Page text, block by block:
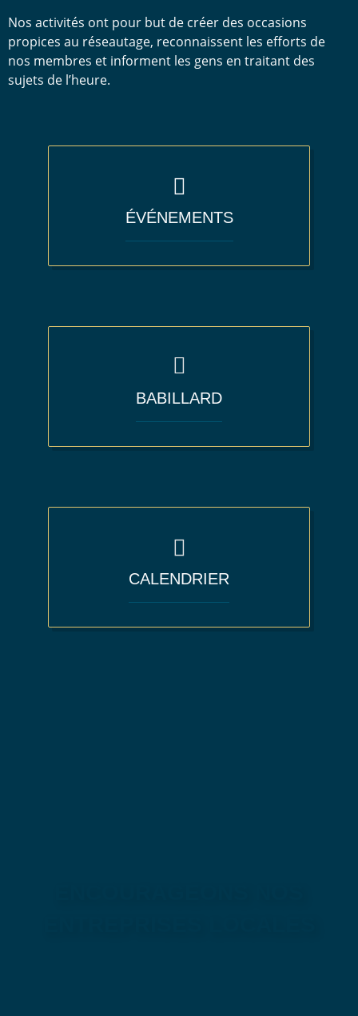
Nos activités ont pour but de créer des occasions
propices au réseautage, reconnaissent les efforts de
nos membres et informent les gens en traitant des
sujets de l’heure.
ÉVÉNEMENTS
BABILLARD
CALENDRIER